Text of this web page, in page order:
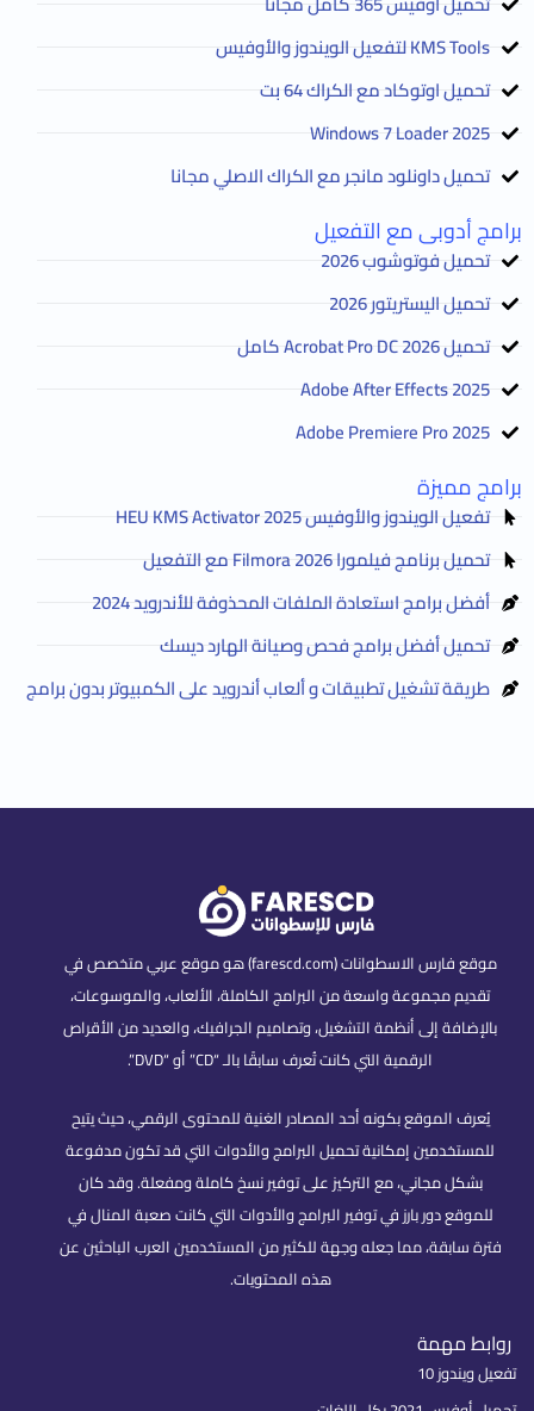
KMS Tools لتفعيل الويندوز والأوفيس
تحميل اوتوكاد مع الكراك 64 بت
2025 Windows 7 Loader
تحميل داونلود مانجر مع الكراك الاصلي مجانا
برامج أدوبى مع التفعيل
تحميل فوتوشوب 2026
تحميل اليستريتور 2026
تحميل Acrobat Pro DC 2026 كامل
Adobe After Effects 2025
Adobe Premiere Pro 2025
برامج مميزة
تفعيل الويندوز والأوفيس HEU KMS Activator 2025
تحميل برنامج فيلمورا Filmora 2026 مع التفعيل
أفضل برامج استعادة الملفات المحذوفة للأندرويد 2024
تحميل أفضل برامج فحص وصيانة الهارد ديسك
طريقة تشغيل تطبيقات و ألعاب أندرويد على الكمبيوتر بدون برامج
موقع فارس الاسطوانات (farescd.com) هو موقع عربي متخصص في
تقديم مجموعة واسعة من البرامج الكاملة، الألعاب، والموسوعات،
بالإضافة إلى أنظمة التشغيل، وتصاميم الجرافيك، والعديد من الأقراص
الرقمية التي كانت تُعرف سابقًا بالـ “CD” أو “DVD”.
يُعرف الموقع بكونه أحد المصادر الغنية للمحتوى الرقمي، حيث يتيح
للمستخدمين إمكانية تحميل البرامج والأدوات التي قد تكون مدفوعة
بشكل مجاني، مع التركيز على توفير نسخ كاملة ومفعلة. وقد كان
للموقع دور بارز في توفير البرامج والأدوات التي كانت صعبة المنال في
فترة سابقة، مما جعله وجهة للكثير من المستخدمين العرب الباحثين عن
هذه المحتويات.
روابط مهمة
تفعيل ويندوز 10